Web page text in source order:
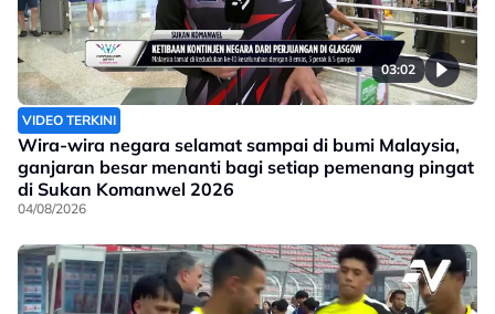
03:02
VIDEO TERKINI
Wira-wira negara selamat sampai di bumi Malaysia,
ganjaran besar menanti bagi setiap pemenang pingat
di Sukan Komanwel 2026
04/08/2026